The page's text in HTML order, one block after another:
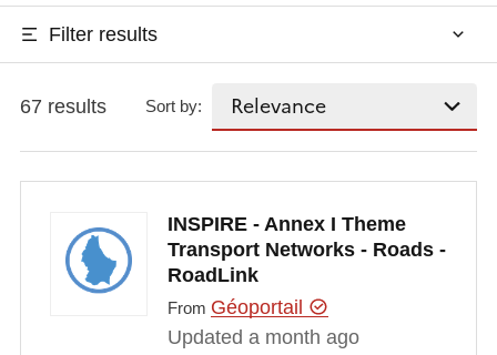
Filter results
67 results Sort by:
INSPIRE - Annex I Theme
Transport Networks - Roads -
RoadLink
From Géoportail
Updated a month ago